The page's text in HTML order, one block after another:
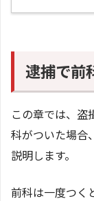
逮捕で前
この章では、盗
科がついた場合
説明します。
前科は一度つく